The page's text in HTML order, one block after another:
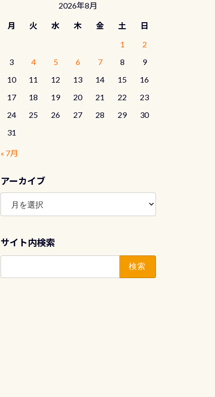
2026年8月
月 火 水 木 金 土
日
1
2
3
4 5 6 7 8
9
10
11 12 13 14 15
16
17
18 19 20 21 22
23
24
25 26 27 28 29
30
31
« 7月
アーカイブ
ア
カ
ブ
サイト内検索